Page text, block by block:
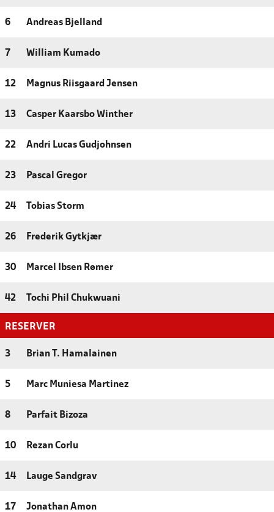
6 Andreas Bjelland
7 William Kumado
12 Magnus Riisgaard Jensen
13 Casper Kaarsbo Winther
22 Andri Lucas Gudjohnsen
23 Pascal Gregor
24 Tobias Storm
26 Frederik Gytkjær
30 Marcel Ibsen Rømer
42 Tochi Phil Chukwuani
RESERVER
3 Brian T. Hamalainen
5 Marc Muniesa Martinez
8 Parfait Bizoza
10 Rezan Corlu
14 Lauge Sandgrav
17 Jonathan Amon